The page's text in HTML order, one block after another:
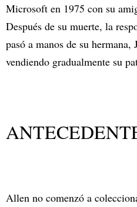
Microsoft en 1975 con su
Después de su muerte, la
pasó a manos de su
vendiendo gradualmente su
Allen no comenzó a